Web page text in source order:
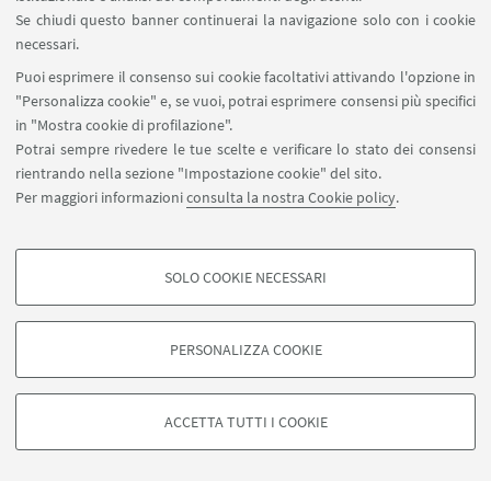
Se chiudi questo banner continuerai la navigazione solo con i cookie
necessari.
Puoi esprimere il consenso sui cookie facoltativi attivando l'opzione in
"Personalizza cookie" e, se vuoi, potrai esprimere consensi più specifici
in "Mostra cookie di profilazione".
Potrai sempre rivedere le tue scelte e verificare lo stato dei consensi
rientrando nella sezione "Impostazione cookie" del sito.
Per maggiori informazioniconsulta la nostra Cookie policy.
COOKIE DI PROFILAZIONE - FACOLTATIVI
degli utenti, creare profili in base al loro comportamento sul sito, per analisi
di marketing.
Google/Youtube Video
SOLO COOKIE NECESSARI
PERSONALIZZA COOKIE
ACCETTA TUTTI I COOKIE
Seguici su:
©Copyright 2026 - ALMA MATER STUDIORUM - Università di
Privacy- Note legali-Impostazioni Cookie